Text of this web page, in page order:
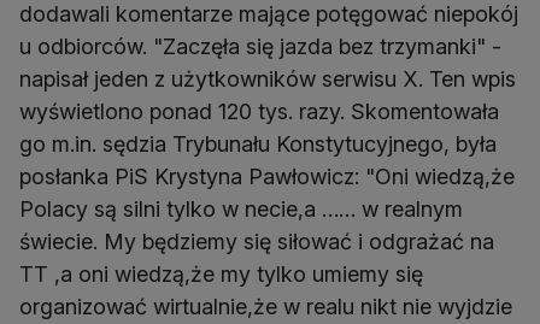
dodawali komentarze mające potęgować niepokój
u odbiorców. "Zaczęła się jazda bez trzymanki" -
napisał jeden z użytkowników serwisu X. Ten wpis
wyświetlono ponad 120 tys. razy. Skomentowała
go m.in. sędzia Trybunału Konstytucyjnego, była
posłanka PiS Krystyna Pawłowicz: "Oni wiedzą,że
Polacy są silni tylko w necie,a …… w realnym
świecie. My będziemy się siłować i odgrażać na
TT ,a oni wiedzą,że my tylko umiemy się
organizować wirtualnie,że w realu nikt nie wyjdzie